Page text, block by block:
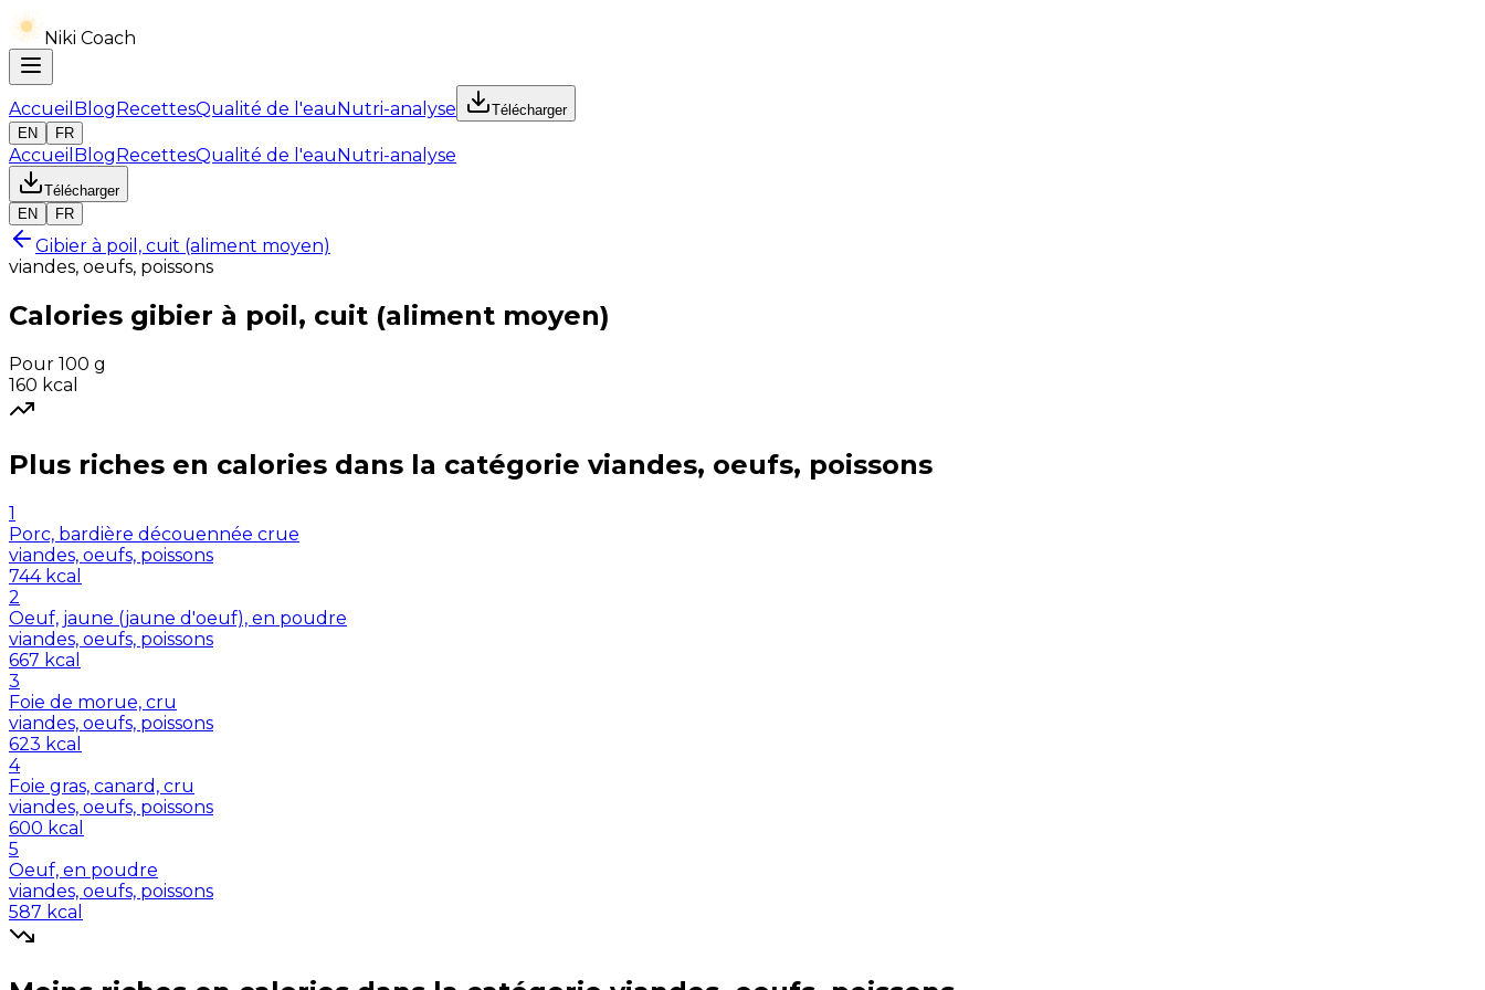
Niki Coach
Accueil BlogRecettesQualité de l'eauNutri-analyse
Télécharger
EN
FR
Accueil BlogRecettesQualité de l'eauNutri-analyse
Télécharger
EN
FR
Gibier à poil, cuit (aliment moyen)
viandes, oeufs, poissons
Calories gibier à poil, cuit (aliment moyen)
Pour 100 g
160 kcal
Plus riches en calories dans la catégorie viandes, oeufs, poissons
1
Porc, bardière découennée crue
viandes, oeufs, poissons
744 kcal
2
Oeuf, jaune (jaune d'oeuf), en poudre
viandes, oeufs, poissons
667 kcal
3
Foie de morue, cru
viandes, oeufs, poissons
623 kcal
4
Foie gras, canard, cru
viandes, oeufs, poissons
600 kcal
5
Oeuf, en poudre
viandes, oeufs, poissons
587 kcal